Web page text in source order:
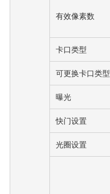
有效像素数
卡口类型
可更换卡口类型
曝光
快门设置
光圈设置